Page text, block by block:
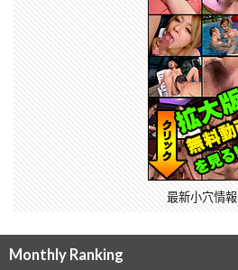
最新小穴情報
Monthly Ranking